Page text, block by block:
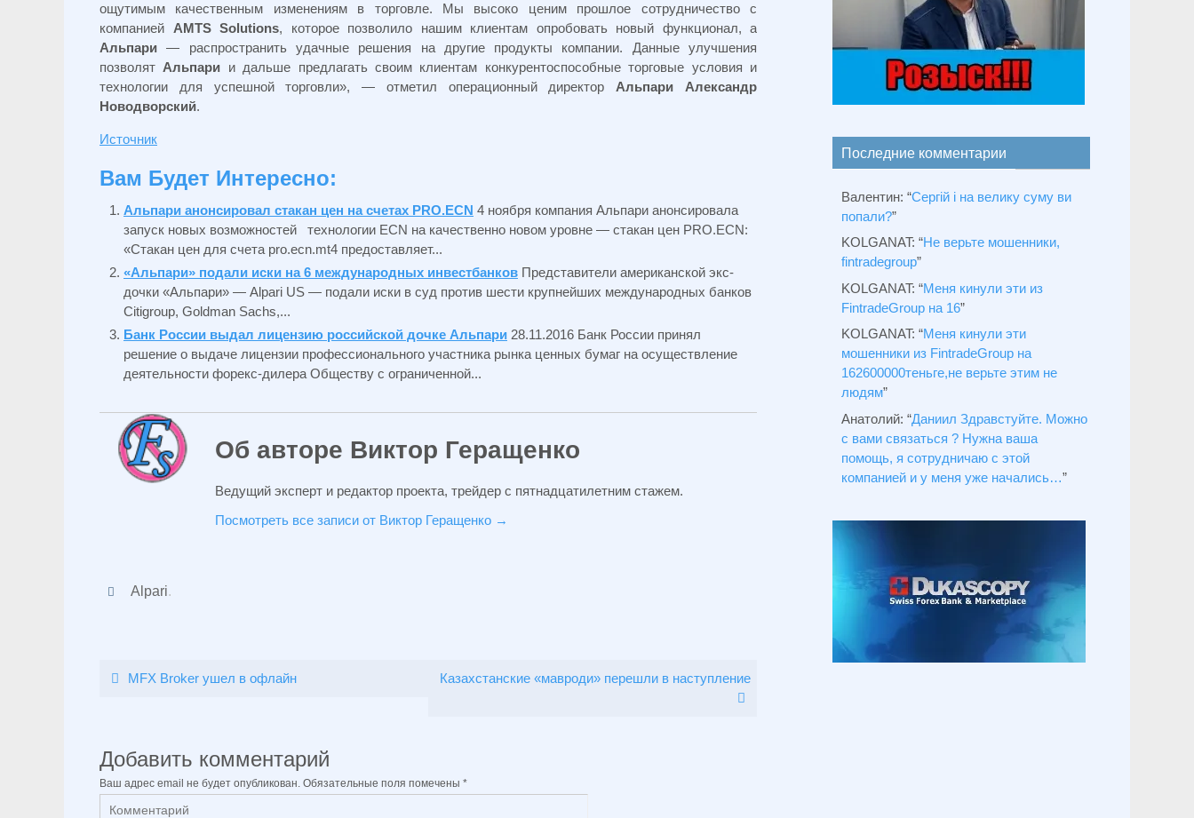
ощутимым качественным изменениям в торговле. Мы высоко ценим прошлое сотрудничество с
компанией AMTS Solutions, которое позволило нашим клиентам опробовать новый функционал, а
Альпари — распространить удачные решения на другие продукты компании. Данные улучшения
позволят Альпари и дальше предлагать своим клиентам конкурентоспособные торговые условия и
технологии для успешной торговли», — отметил операционный директор Альпари
Александр
Новодворский.
Источник
Вам Будет Интересно:
Альпари анонсировал стакан цен на счетах PRO.ECN 4 ноября компания Альпари анонсировала
запуск новых возможностей технологии ECN на качественно новом уровне — стакан цен PRO.ECN:
«Стакан цен для счета pro.ecn.mt4 предоставляет...
«Альпари» подали иски на 6 международных инвестбанков Представители американской экс-
дочки «Альпари» — Alpari US — подали иски в суд против шести крупнейших международных банков
Citigroup, Goldman Sachs,...
Банк России выдал лицензию российской дочке Альпари 28.11.2016 Банк России принял
решение о выдаче лицензии профессионального участника рынка ценных бумаг на осуществление
деятельности форекс-дилера Обществу с ограниченной...
Об авторе Виктор Геращенко
Ведущий эксперт и редактор проекта, трейдер с пятнадцатилетним стажем.
Посмотреть все записи от Виктор Геращенко →
Alpari.
MFX Broker ушел в офлайн Казахстанские «мавроди» перешли в наступление
Добавить комментарий
Ваш адрес email не будет опубликован. Обязательные поля помечены *
Последние комментарии
Валентин: “Сергій і на велику суму ви
попали?”
KOLGANAT: “Не верьте мошенники,
fintradegroup”
KOLGANAT: “Меня кинули эти из
FintradeGroup на 16”
KOLGANAT: “Меня кинули эти
мошенники из FintradeGroup на
162600000теньге,не верьте этим не
людям”
Анатолий: “Даниил Здравстуйте. Можно
с вами связаться ? Нужна ваша
помощь, я сотрудничаю с этой
компанией и у меня уже начались…”